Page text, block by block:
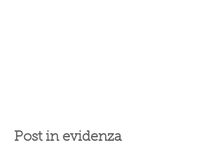
Post in evidenza